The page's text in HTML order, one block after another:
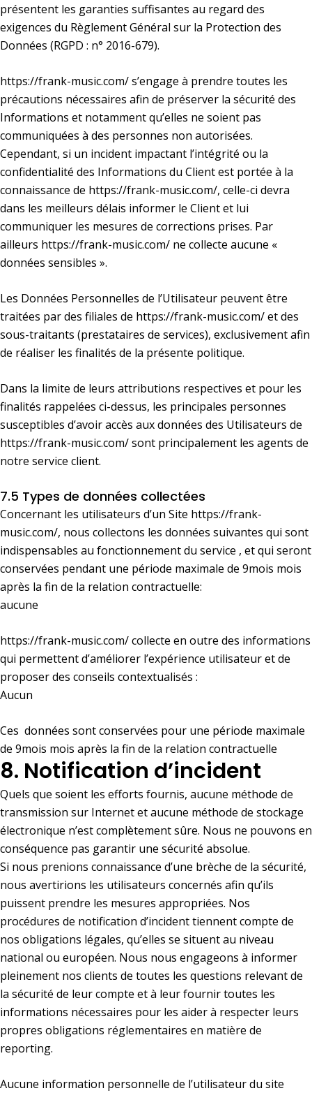
présentent les garanties suffisantes au regard des
exigences du Règlement Général sur la Protection des
Données (RGPD : n° 2016-679).
https://frank-music.com/s’engage à prendre toutes les
précautions nécessaires afin de préserver la sécurité des
Informations et notamment qu’elles ne soient pas
communiquées à des personnes non autorisées.
Cependant, si un incident impactant l’intégrité ou la
confidentialité des Informations du Client est portée à la
connaissance de https://frank-music.com/, celle-ci devra
dans les meilleurs délais informer le Client et lui
communiquer les mesures de corrections prises. Par
ailleurs https://frank-music.com/ ne collecte aucune «
données sensibles ».
Les Données Personnelles de l’Utilisateur peuvent être
traitées par des filiales de https://frank-music.com/et des
sous-traitants (prestataires de services), exclusivement afin
de réaliser les finalités de la présente politique.
Dans la limite de leurs attributions respectives et pour les
finalités rappelées ci-dessus, les principales personnes
susceptibles d’avoir accès aux données des Utilisateurs de
https://frank-music.com/sont principalement les agents de
notre service client.
7.5 Types de données collectées
Concernant les utilisateurs d’un Site https://frank-
music.com/, nous collectons les données suivantes qui sont
indispensables au fonctionnement du service , et qui seront
conservées pendant une période maximale de 9mois mois
après la fin de la relation contractuelle:
aucune
https://frank-music.com/collecte en outre des informations
qui permettent d’améliorer l’expérience utilisateur et de
proposer des conseils contextualisés :
Aucun
Ces données sont conservées pour une période maximale
de 9mois mois après la fin de la relation contractuelle
8. Notification d’incident
Quels que soient les efforts fournis, aucune méthode de
transmission sur Internet et aucune méthode de stockage
électronique n’est complètement sûre. Nous ne pouvons en
conséquence pas garantir une sécurité absolue.
Si nous prenions connaissance d’une brèche de la sécurité,
nous avertirions les utilisateurs concernés afin qu’ils
puissent prendre les mesures appropriées. Nos
procédures de notification d’incident tiennent compte de
nos obligations légales, qu’elles se situent au niveau
national ou européen. Nous nous engageons à informer
pleinement nos clients de toutes les questions relevant de
la sécurité de leur compte et à leur fournir toutes les
informations nécessaires pour les aider à respecter leurs
propres obligations réglementaires en matière de
reporting.
Aucune information personnelle de l’utilisateur du site